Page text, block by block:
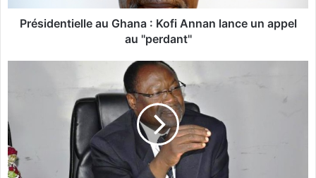
t
G
h
a
n
Présidentielle au Ghana : Kofi Annan lance un appel
au ''perdant''
e
n
c
e